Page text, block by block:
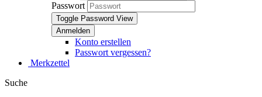
Passwort
Toggle Password View
Konto erstellen
Passwort vergessen?
Merkzettel
Suche